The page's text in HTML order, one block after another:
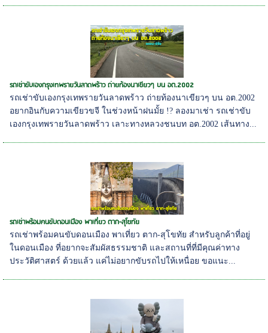
รถเช่าขับเองกรุงเทพรายวันลาดพร้าว ถ่ายท้องนาเขียวๆ บน อต.2002
รถเช่าขับเองกรุงเทพรายวันลาดพร้าว ถ่ายท้องนาเขียวๆ บน อต.2002
อยากอินกับความเขียวขจี ในช่วงหน้าฝนมั้ย !? ลองมาเช่า รถเช่าขับ
เองกรุงเทพรายวันลาดพร้าว เลาะทางหลวงชนบท อต.2002 เส้นทาง...
รถเช่าพร้อมคนขับดอนเมือง พาเที่ยว ตาก-สุโขทัย
รถเช่าพร้อมคนขับดอนเมือง พาเที่ยว ตาก-สุโขทัย สำหรับลูกค้าที่อยู่
ในดอนเมือง ที่อยากจะสัมผัสธรรมชาติ และสถานที่ที่มีคุณค่าทาง
ประวัติศาสตร์ ด้วยแล้ว แค่ไม่อยากขับรถไปให้เหนื่อย ขอแนะ...